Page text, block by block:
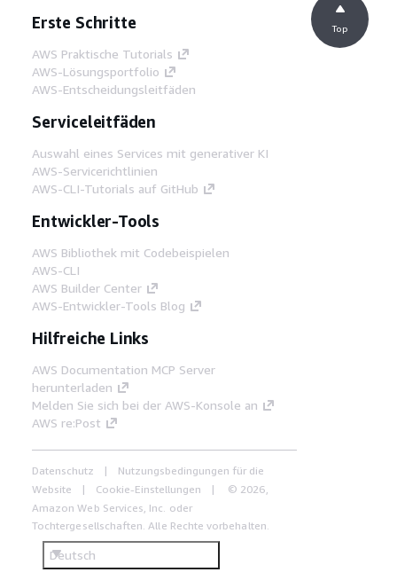
Erste Schritte
AWS Praktische Tutorials
AWS-Lösungsportfolio
AWS-Entscheidungsleitfäden
Serviceleitfäden
Auswahl eines Services mit generativer KI
AWS-Servicerichtlinien
AWS-CLI-Tutorials auf GitHub
Entwickler-Tools
AWS Bibliothek mit Codebeispielen
AWS-CLI
AWS Builder Center
AWS-Entwickler-Tools Blog
Hilfreiche Links
AWS Documentation MCP Server
herunterladen
Melden Sie sich bei der AWS-Konsole an
AWS re:Post
Datenschutz
Nutzungsbedingungen für die
Website
Cookie-Einstellungen
© 2026,
Amazon Web Services, Inc. oder
Tochtergesellschaften. Alle Rechte vorbehalten.
Deutsch
Top